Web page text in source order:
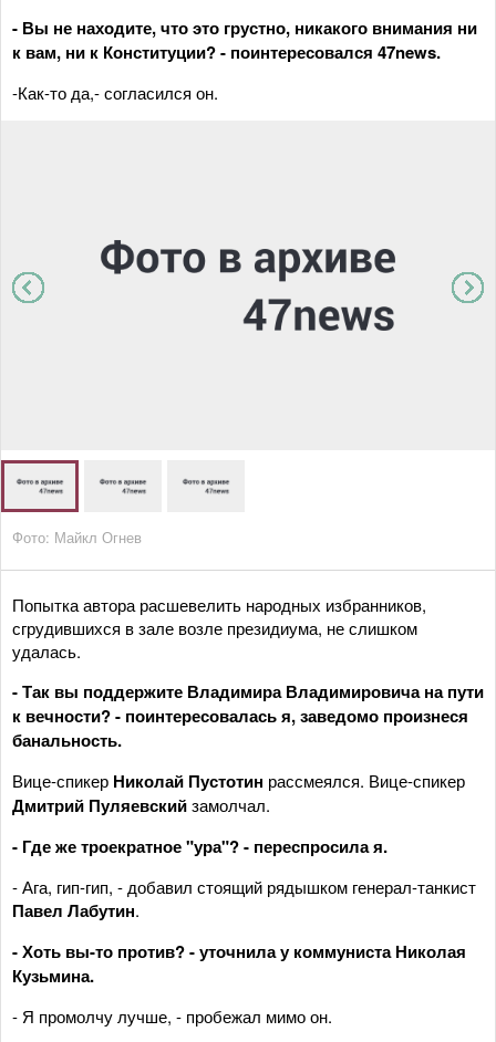
- Вы не находите, что это грустно, никакого внимания ни
к вам, ни к Конституции? - поинтересовался 47news.
-Как-то да,- согласился он.
Фото: Майкл Огнев
Попытка автора расшевелить народных избранников,
сгрудившихся в зале возле президиума, не слишком
удалась.
- Так вы поддержите Владимира Владимировича на пути
к вечности? - поинтересовалась я, заведомо произнеся
банальность.
Вице-спикер Николай Пустотин рассмеялся. Вице-спикер
Дмитрий Пуляевскийзамолчал.
- Где же троекратное "ура"? - переспросила я.
- Ага, гип-гип, - добавил стоящий рядышком генерал-танкист
Павел Лабутин.
- Хоть вы-то против? - уточнила у коммуниста Николая
Кузьмина.
- Я промолчу лучше, - пробежал мимо он.